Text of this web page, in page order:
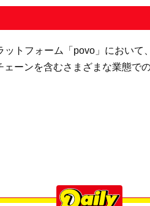
ットフォーム「povo」におい
ーンを含むさまざまな業態で